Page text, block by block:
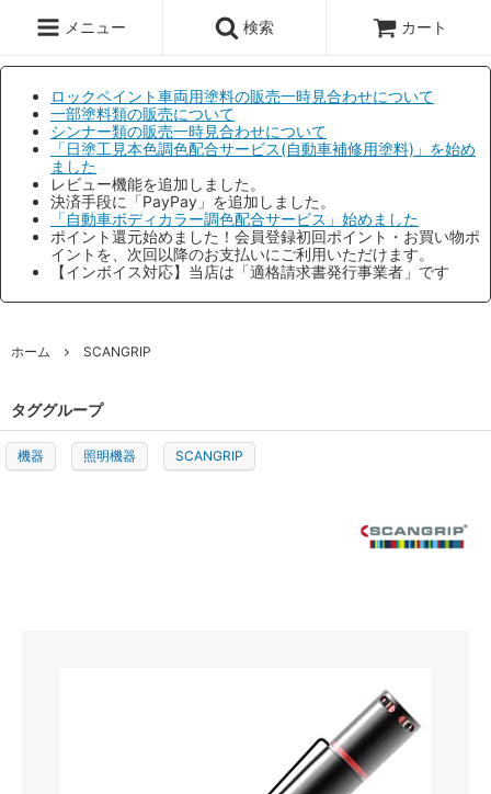
メニュー 検索 カート
ロックペイント車両用塗料の販売一時見合わせについて
一部塗料類の販売について
シンナー類の販売一時見合わせについて
「日塗工見本色調色配合サービス(自動車補修用塗料)」を始め
ました
レビュー機能を追加しました。
決済手段に「PayPay」を追加しました。
「自動車ボディカラー調色配合サービス」始めました
ポイント還元始めました！会員登録初回ポイント・お買い物ポ
イントを、次回以降のお支払いにご利用いただけます。
【インボイス対応】当店は「適格請求書発行事業者」です
ホーム SCANGRIP
タググループ
機器 照明機器 SCANGRIP